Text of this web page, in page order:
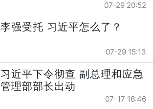
07-29 20:52
李强受托 习近平怎么了？
07-29 15:13
习近平下令彻查 副总理和应急
管理部部长出动
07-17 18:46